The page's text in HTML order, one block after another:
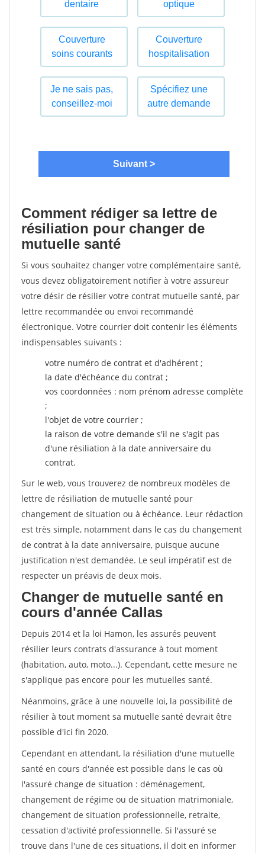
Comment rédiger sa lettre de
résiliation pour changer de
mutuelle santé
Si vous souhaitez changer votre complémentaire santé,
vous devez obligatoirement notifier à votre assureur
votre désir de résilier votre contrat mutuelle santé, par
lettre recommandée ou envoi recommandé
électronique. Votre courrier doit contenir les éléments
indispensables suivants :
votre numéro de contrat et d'adhérent ;
la date d'échéance du contrat ;
vos coordonnées : nom prénom adresse complète
;
l'objet de votre courrier ;
la raison de votre demande s'il ne s'agit pas
d'une résiliation à la date anniversaire du
contrat.
Sur le web, vous trouverez de nombreux modèles de
lettre de résiliation de mutuelle santé pour
changement de situation ou à échéance. Leur rédaction
est très simple, notamment dans le cas du changement
de contrat à la date anniversaire, puisque aucune
justification n'est demandée. Le seul impératif est de
respecter un préavis de deux mois.
Changer de mutuelle santé en
cours d'année Callas
Depuis 2014 et la loi Hamon, les assurés peuvent
résilier leurs contrats d'assurance à tout moment
(habitation, auto, moto...). Cependant, cette mesure ne
s'applique pas encore pour les mutuelles santé.
Néanmoins, grâce à une nouvelle loi, la possibilité de
résilier à tout moment sa mutuelle santé devrait être
possible d'ici fin 2020.
Cependant en attendant, la résiliation d'une mutuelle
santé en cours d'année est possible dans le cas où
l'assuré change de situation : déménagement,
changement de régime ou de situation matrimoniale,
changement de situation professionnelle, retraite,
cessation d'activité professionnelle. Si l'assuré se
trouve dans l'une de ces situations, il doit en informer